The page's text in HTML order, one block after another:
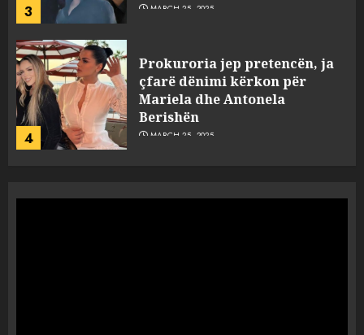
3 MARCH 25, 2025
4
Prokuroria jep pretencën, ja
çfarë dënimi kërkon për
Mariela dhe Antonela
Berishën
MARCH 25, 2025